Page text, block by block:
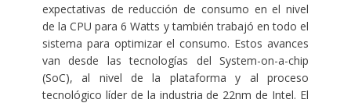
expectativas de reducción de consumo en el nivel
de la CPU para 6 Watts y también trabajó en todo el
sistema para optimizar el consumo. Estos avances
van desde las tecnologías del System-on-a-chip
(SoC), al nivel de la plataforma y al proceso
tecnológico líder de la industria de 22nm de Intel. El